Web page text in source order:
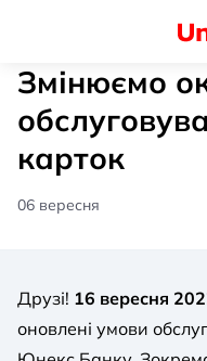
Змінюємо
карток
06 вересня
Друзі! 16 вересня
оновлені умови